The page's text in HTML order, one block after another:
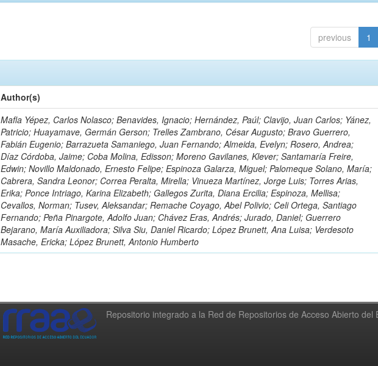
previous 1
Author(s)
Mafla Yépez, Carlos Nolasco; Benavides, Ignacio; Hernández, Paúl; Clavijo, Juan Carlos; Yánez,
Patricio; Huayamave, Germán Gerson; Trelles Zambrano, César Augusto; Bravo Guerrero,
Fabián Eugenio; Barrazueta Samaniego, Juan Fernando; Almeida, Evelyn; Rosero, Andrea;
Díaz Córdoba, Jaime; Coba Molina, Edisson; Moreno Gavilanes, Klever; Santamaría Freire,
Edwin; Novillo Maldonado, Ernesto Felipe; Espinoza Galarza, Miguel; Palomeque Solano, María;
Cabrera, Sandra Leonor; Correa Peralta, Mirella; Vinueza Martínez, Jorge Luis; Torres Arias,
Erika; Ponce Intriago, Karina Elizabeth; Gallegos Zurita, Diana Ercilia; Espinoza, Mellisa;
Cevallos, Norman; Tusev, Aleksandar; Remache Coyago, Abel Polivio; Celi Ortega, Santiago
Fernando; Peña Pinargote, Adolfo Juan; Chávez Eras, Andrés; Jurado, Daniel; Guerrero
Bejarano, María Auxiliadora; Silva Siu, Daniel Ricardo; López Brunett, Ana Luisa; Verdesoto
Masache, Ericka; López Brunett, Antonio Humberto
Repositorio integrado a la Red de Repositorios de Acceso Abierto del